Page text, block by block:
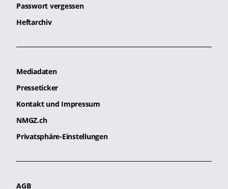
Passwort vergessen
Heftarchiv
Mediadaten
Presseticker
Kontakt und Impressum
NMGZ.ch
Privatsphäre-Einstellungen
AGB